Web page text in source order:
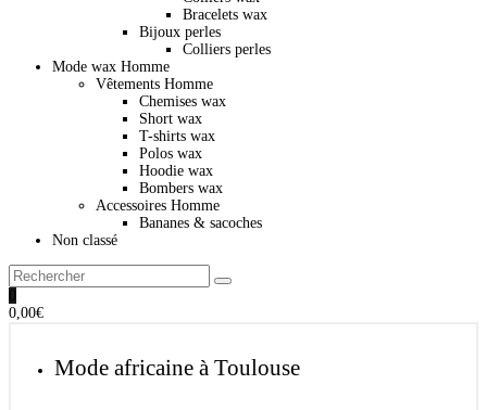
Bracelets wax
Bijoux perles
Colliers perles
Mode wax Homme
Vêtements Homme
Chemises wax
Short wax
T-shirts wax
Polos wax
Hoodie wax
Bombers wax
Accessoires Homme
Bananes & sacoches
Non classé
0
0,00€
Mode africaine à Toulouse